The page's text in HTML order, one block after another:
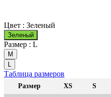
Цвет : Зеленый
Зеленый
Размер : L
M
Таблица размеров
Размер XS S